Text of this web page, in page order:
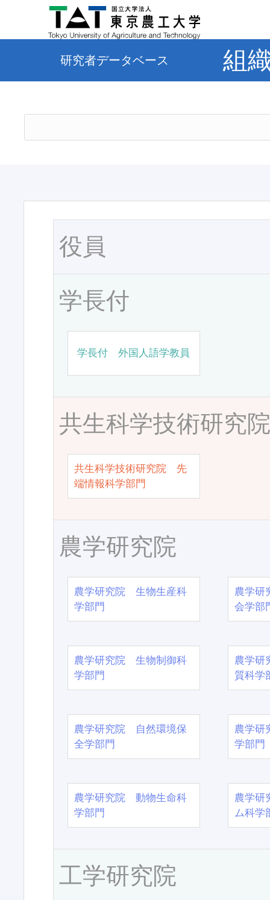
研究者データベース 組
役員
学長付
学長付 外国人語学教員
共生科学技術研究
共生科学技術研究院 先
端情報科学部門
農学研究院
農学研究院 生物生産科
学部門
農学
会学部
農学研究院 生物制御科
学部門
農学
質科学
農学研究院 自然環境保
全学部門
農学
学部門
農学研究院 動物生命科
学部門
農学
ム科学
工学研究院